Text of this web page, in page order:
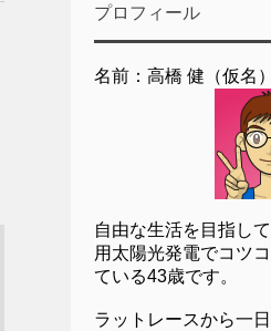
プロフィール
名前：高橋 健（仮名）
自由な生活を目指し
用太陽光発電でコツ
ている43歳です。
ラットレースから一